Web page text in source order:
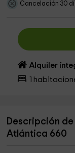
Cancelación 30
Alquiler
Descripción
Atlántica 660